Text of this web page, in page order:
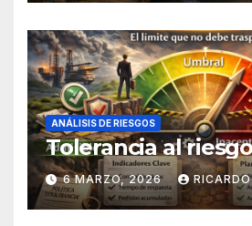
ANÁLISIS DE RIESGOS
Tolerancia al riesgo
6 MARZO, 2026